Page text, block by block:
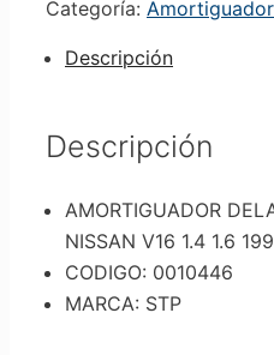
Categoría:
Descripción
Descripción
AMORTIGUADOR
NISSAN V16 1.4 1.6
CODIGO: 0010446
MARCA: STP